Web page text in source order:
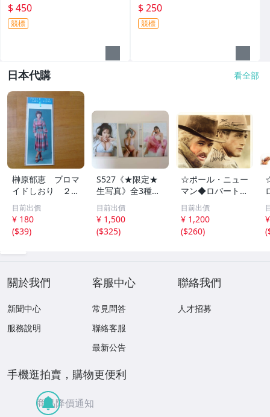
$ 450
競標
$ 250
競標
日本代購 看全部
榊原郁恵 ブロマ
イドしおり ２枚
組 レトロ 送料
１１０円 未開封
目前出價
¥ 180
($39)
S527《★限定★
生写真》全3種セ
ット【井口裕香】
FLASH（フラッシ
ュ）2026年8月18
日・25日合併号
目前出價
¥ 1,500
($325)
☆ポール・ニュー
マン◆ロバート・
レッドフォード◆
サイン入り写真◆
30x20㎝☆
目前出價
¥ 1,200
($260)
(
關於我們
新聞中心
服務說明
客服中心
常見問答
聯絡客服
最新公告
聯絡我們
人才招募
手機逛拍賣，購物更便利
商品降價通知